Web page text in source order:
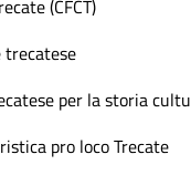
(CFCT)
trecatese
per la storia
pro loco Trecate